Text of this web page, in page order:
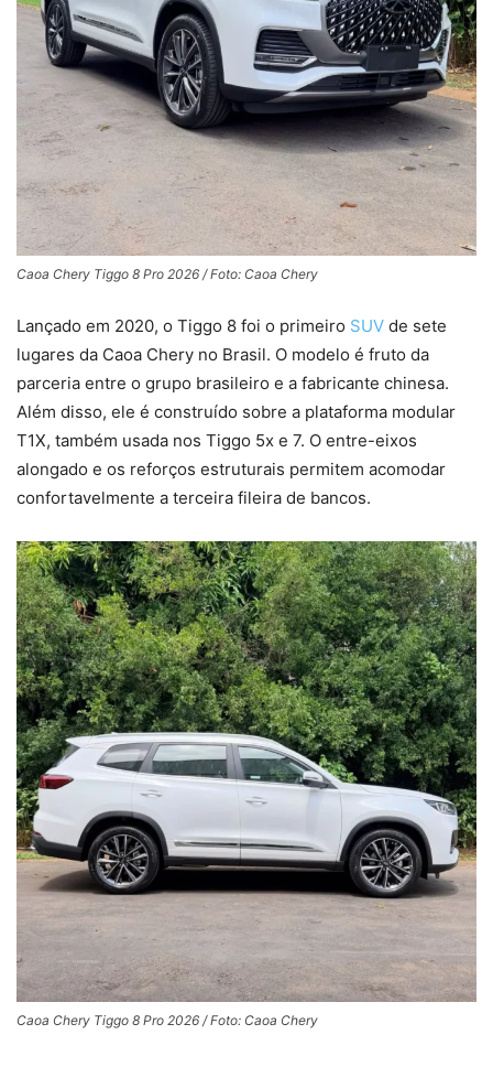
Caoa Chery Tiggo 8 Pro 2026 / Foto: Caoa Chery
Lançado em 2020, o Tiggo 8 foi o primeiro SUV de sete
lugares da Caoa Chery no Brasil. O modelo é fruto da
parceria entre o grupo brasileiro e a fabricante chinesa.
Além disso, ele é construído sobre a plataforma modular
T1X, também usada nos Tiggo 5x e 7. O entre-eixos
alongado e os reforços estruturais permitem acomodar
confortavelmente a terceira fileira de bancos.
Caoa Chery Tiggo 8 Pro 2026 / Foto: Caoa Chery